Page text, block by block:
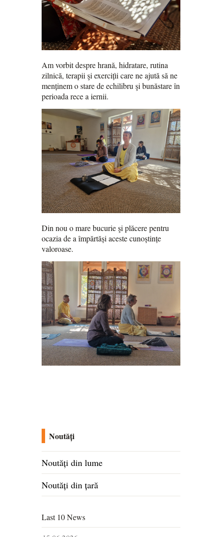
Am vorbit despre hrană, hidratare, rutina
zilnică, terapii şi exercițìi care ne ajută să ne
menținem o stare de echilibru şi bunăstare în
perioada rece a iernii.
Din nou o mare bucurie şi plăcere pentru
ocazia de a împărtăși aceste cunoștințe
valoroase.
Noutăți
Noutăți din lume
Noutăți din țară
Last 10 News